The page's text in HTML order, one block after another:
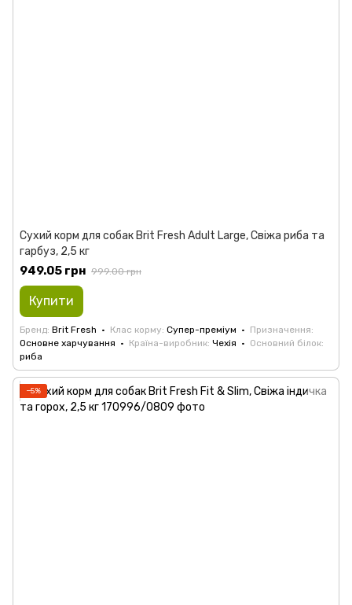
Сухий корм для собак Brit Fresh Adult Large, Свіжа риба та
гарбуз, 2,5 кг
949.05 грн 999.00 грн
Купити
Бренд Brit Fresh Клас корму Супер-преміум
Призначення
Основне харчування
Країна-виробник Чехія
Основний білок
риба
−5%